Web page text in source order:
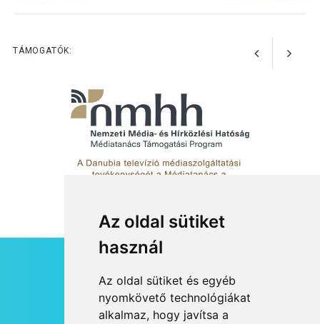
Az oldal sütiket
használ
Az oldal sütiket és egyéb
nyomkövető technológiákat
alkalmaz, hogy javítsa a
TÁMOGATÓK:
RSS
JOGI NYILATKOZAT